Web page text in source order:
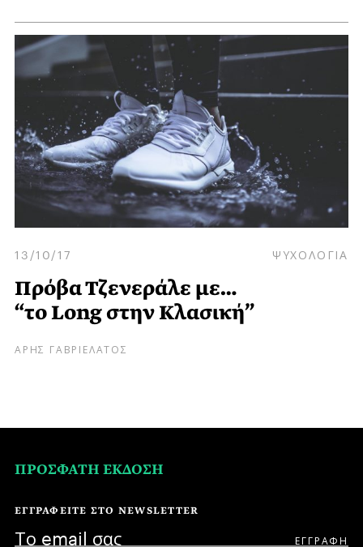
13/10/17 ΨΥΧΟΛΟΓΙΑ
Πρόβα Τζενεράλε με…
“το Long στην Κλασική”
ΑΡΗΣ ΓΑΒΡΙΕΛΑΤΟΣ
ΠΡΟΣΦΑΤΗ ΕΚΔΟΣΗ
ΕΓΓΡΑΦΕΙΤΕ ΣΤΟ NEWSLETTER